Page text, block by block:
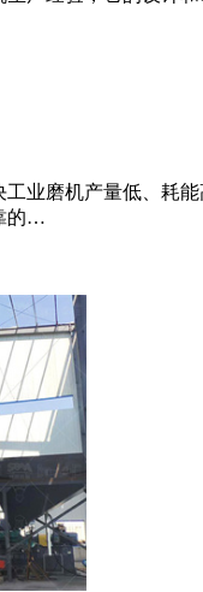
业磨机产量低、耗
的…